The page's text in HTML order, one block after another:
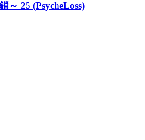
～ 25 (PsycheLoss)